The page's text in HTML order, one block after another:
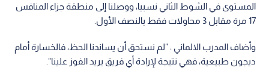
المستوى في الشوط الثاني نسبيا، ووصلنا إلى منطقة جزاء المنافس
17 مرة مقابل 3 محاولات فقط بالنصف الأول.
وأضاف المدرب الالماني : "لم نستحق أن يساندنا الحظ، فالخسارة أمام
ديجون طبيعية، فهي نتيجة لإرادة أي فريق يريد الفوز علينا".